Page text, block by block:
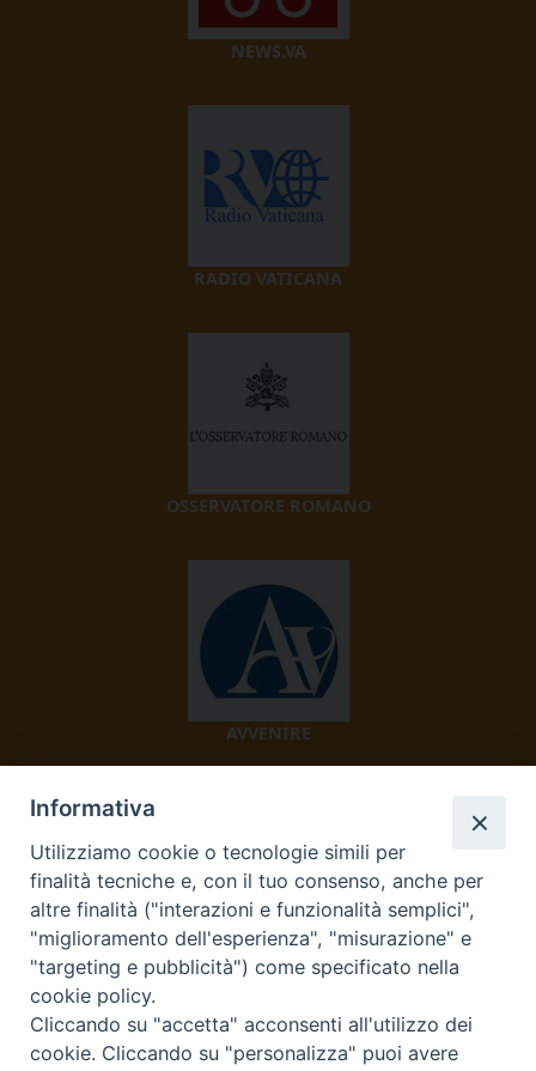
NEWS.VA
RADIO VATICANA
OSSERVATORE ROMANO
AVVENIRE
TV 2000
Informativa
Utilizziamo cookie o tecnologie simili per
finalità tecniche e, con il tuo consenso, anche per
altre finalità ("interazioni e funzionalità semplici",
"miglioramento dell'esperienza", "misurazione" e
"targeting e pubblicità") come specificato nella
cookie policy.
Cliccando su "accetta" acconsenti all'utilizzo dei
cookie. Cliccando su "personalizza" puoi avere